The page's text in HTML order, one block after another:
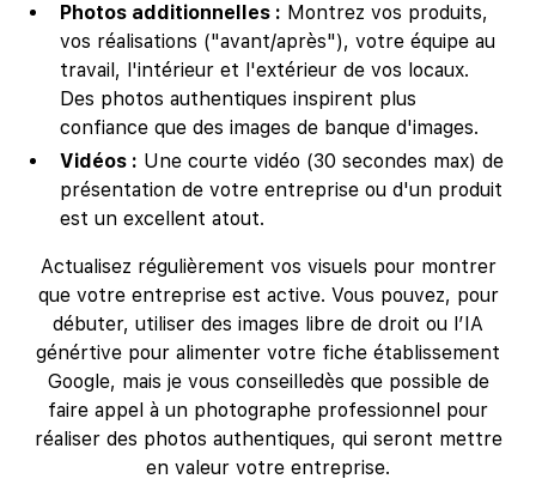
Photos additionnelles : Montrez vos produits,
vos réalisations ("avant/après"), votre équipe au
travail, l'intérieur et l'extérieur de vos locaux.
Des photos authentiques inspirent plus
confiance que des images de banque d'images.
Vidéos : Une courte vidéo (30 secondes max) de
présentation de votre entreprise ou d'un produit
est un excellent atout.
Actualisez régulièrement vos visuels pour montrer
que votre entreprise est active. Vous pouvez, pour
débuter, utiliser des images libre de droit ou l’IA
génértive pour alimenter votre fiche établissement
Google, mais je vous conseilledès que possible de
faire appel à un photographe professionnel pour
réaliser des photos authentiques, qui seront mettre
en valeur votre entreprise.